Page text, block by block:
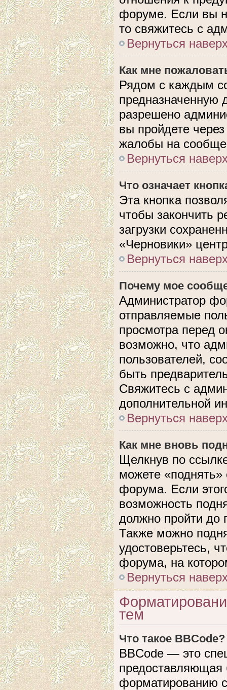
форуме. Если вы
то свяжитесь с
Вернуться
Как мне
Рядом с каждым
предназначенную
разрешено
вы пройдете
жалобы на
Вернуться
Что означает
Эта кнопка
чтобы закончить
загрузки
«Черновики»
Вернуться
Почему мое
Администратор
отправляемые
просмотра перед
возможно, что
пользователей,
быть
Свяжитесь с
дополнительной
Вернуться
Как мне вновь
Щелкнув по
можете
форума. Если
возможность
должно пройти до
Также можно
удостоверьтесь,
форума, на
Вернуться
тем
Что такое BBCode?
BBCode — это
предоставляющая
форматированию